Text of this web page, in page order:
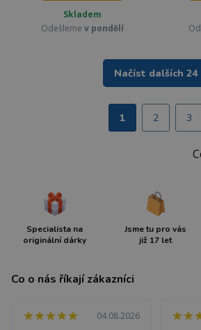
Skladem
Odešleme v pondělí
Načíst dalších 24
1 2 3
Specialista na
originální dárky
Jsme tu pro vás
již 17 let
Co o nás říkají zákazníci
04.08.2026